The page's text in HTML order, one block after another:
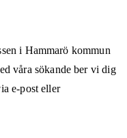
i Hammarö kommun
våra sökande ber vi dig
e-post eller